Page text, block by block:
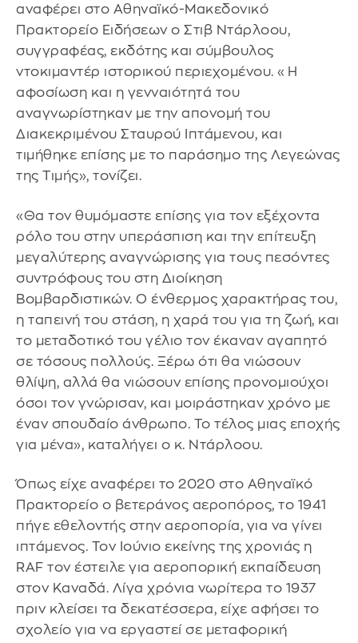
αναφέρει στο Αθηναϊκό-Μακεδονικό
Πρακτορείο Ειδήσεων ο Στιβ Ντάρλοου,
συγγραφέας, εκδότης και σύμβουλος
ντοκιμαντέρ ιστορικού περιεχομένου. «Η
αφοσίωση και η γενναιότητά του
αναγνωρίστηκαν με την απονομή του
Διακεκριμένου Σταυρού Ιπτάμενου, και
τιμήθηκε επίσης με το παράσημο της Λεγεώνας
της Τιμής», τονίζει.
«Θα τον θυμόμαστε επίσης για τον εξέχοντα
ρόλο του στην υπεράσπιση και την επίτευξη
μεγαλύτερης αναγνώρισης για τους πεσόντες
συντρόφους του στη Διοίκηση
Βομβαρδιστικών. Ο ένθερμος χαρακτήρας του,
η ταπεινή του στάση, η χαρά του για τη ζωή, και
το μεταδοτικό του γέλιο τον έκαναν αγαπητό
σε τόσους πολλούς. Ξέρω ότι θα νιώσουν
θλίψη, αλλά θα νιώσουν επίσης προνομιούχοι
όσοι τον γνώρισαν, και μοιράστηκαν χρόνο με
έναν σπουδαίο άνθρωπο. Το τέλος μιας εποχής
για μένα», καταλήγει ο κ. Ντάρλοου.
Όπως είχε αναφέρει το 2020 στο Αθηναϊκό
Πρακτορείο o βετεράνος αεροπόρος, το 1941
πήγε εθελοντής στην αεροπορία, για να γίνει
ιπτάμενος. Τον Ιούνιο εκείνης της χρονιάς η
RAF τον έστειλε για αεροπορική εκπαίδευση
στον Καναδά. Λίγα χρόνια νωρίτερα το 1937
πριν κλείσει τα δεκατέσσερα, είχε αφήσει το
σχολείο για να εργαστεί σε μεταφορική